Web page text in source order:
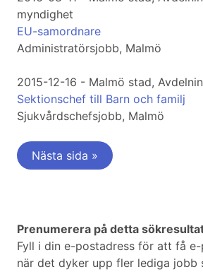
myndighet
EU-samordnare
Administratörsjobb, Malmö
2015-12-16 - Malmö stad,
Sektionschef till Barn och familj
Sjukvårdschefsjobb, Malmö
Nästa sida »
Prenumerera på detta
Fyll i din e-postadress för att få
när det dyker upp fler lediga jobb